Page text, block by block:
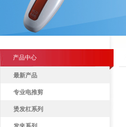
产品中心
最新产品
专业电推剪
烫发杠系列